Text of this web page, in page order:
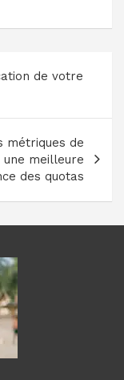
de votre
métriques de
meilleure
des quotas